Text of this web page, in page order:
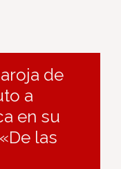
de
a
en su
las